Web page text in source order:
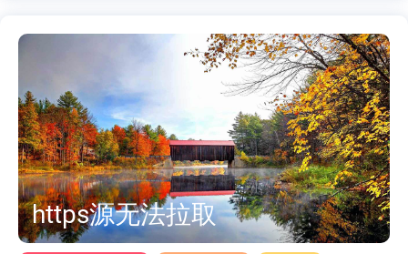
82599以太网控制器虚拟功能，微软Azure使用Mellanox
Technologies MT27500/MT27520系列[ConnectX-3/ConnectX-3 Pro虚
拟功能]，所有这些都在linux-image-cloud软件包中被默认启用（普
通Debian用户根本不需要）。此外，grub-cloud软件包的创建是为
了在常规grub软件包之上提供一些特定的云计算设置，它为
PC/BIOS和EFI-AMD64架构安装grub。 2.安装 查看当前安装的内
核 dpkg --list | grep linux-image cloud 内核的包名是 linux-image-
cloud-amd64，可以直接从官方源安装 apt update apt instal....
https源无法拉取